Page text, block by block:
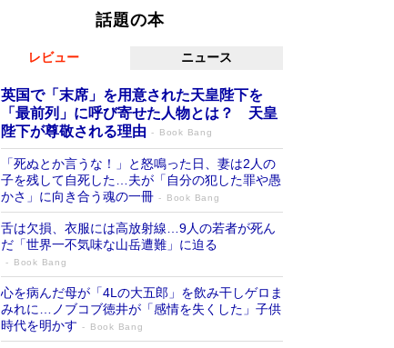
話題の本
レビュー ニュース
英国で「末席」を用意された天皇陛下を
「最前列」に呼び寄せた人物とは？ 天皇
陛下が尊敬される理由
Book Bang
「死ぬとか言うな！」と怒鳴った日、妻は2人の
子を残して自死した…夫が「自分の犯した罪や愚
かさ」に向き合う魂の一冊
Book Bang
舌は欠損、衣服には高放射線…9人の若者が死ん
だ「世界一不気味な山岳遭難」に迫る
Book Bang
心を病んだ母が「4Lの大五郎」を飲み干しゲロま
みれに…ノブコブ徳井が「感情を失くした」子供
時代を明かす
Book Bang